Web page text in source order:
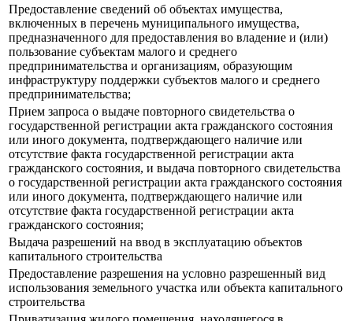
Предоставление сведений об объектах имущества,
включенных в перечень муниципального имущества,
предназначенного для предоставления во владение и (или)
пользование субъектам малого и среднего
предпринимательства и организациям, образующим
инфраструктуру поддержки субъектов малого и среднего
предпринимательства;
Прием запроса о выдаче повторного свидетельства о
государственной регистрации акта гражданского состояния
или иного документа, подтверждающего наличие или
отсутствие факта государственной регистрации акта
гражданского состояния, и выдача повторного свидетельства
о государственной регистрации акта гражданского состояния
или иного документа, подтверждающего наличие или
отсутствие факта государственной регистрации акта
гражданского состояния;
Выдача разрешений на ввод в эксплуатацию объектов
капитального строительства
Предоставление разрешения на условно разрешенный вид
использования земельного участка или объекта капитального
строительства